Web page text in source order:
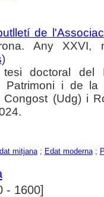
de
Any XXVI,
)
doctoral del
Patrimoni i de
Congost (Udg) i
mitjana; Edat moderna;
- 1600]